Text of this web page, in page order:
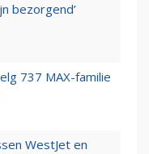
bezorgend’
737 MAX-familie
WestJet en